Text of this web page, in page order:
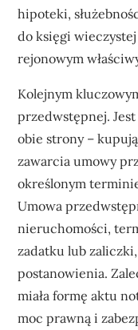
hipoteki,
do księgi
rejonowym
Kolejnym
przedwstępnej.
obie strony –
zawarcia umowy
określonym
Umowa
nieruchomości,
zadatku lub
postanowienia.
miała formę aktu
moc prawną i